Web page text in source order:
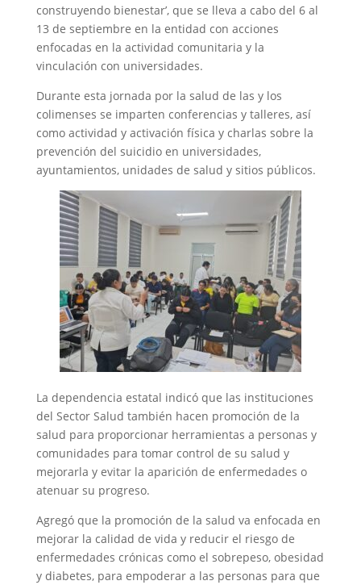
construyendo bienestar’, que se lleva a cabo del 6 al
13 de septiembre en la entidad con acciones
enfocadas en la actividad comunitaria y la
vinculación con universidades.
Durante esta jornada por la salud de las y los
colimenses se imparten conferencias y talleres, así
como actividad y activación física y charlas sobre la
prevención del suicidio en universidades,
ayuntamientos, unidades de salud y sitios públicos.
La dependencia estatal indicó que las instituciones
del Sector Salud también hacen promoción de la
salud para proporcionar herramientas a personas y
comunidades para tomar control de su salud y
mejorarla y evitar la aparición de enfermedades o
atenuar su progreso.
Agregó que la promoción de la salud va enfocada en
mejorar la calidad de vida y reducir el riesgo de
enfermedades crónicas como el sobrepeso, obesidad
y diabetes, para empoderar a las personas para que